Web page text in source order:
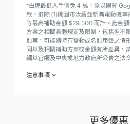
*白牌最低入手價免 4 萬：係以購買
款，扣除 (1)桃園市汰舊並新購電動機
等最高補助金額 $29,300 而計。此金
方案之相關具體規定及限制，包括但不
額等，可能隨時有變動或名額用罄之情
同以及相關補助方案或金額有所差異，
細以官網及中央或地方政府所公告之法
注意事項
項之全部或一部份，請勿參加本專案。
更多優惠